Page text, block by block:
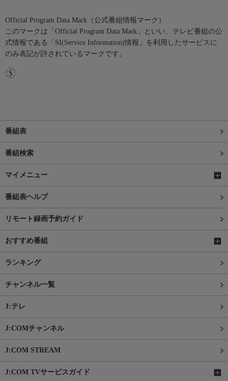
Official Program Data Mark（公式番組情報マーク）
このマークは「Official Program Data Mark」といい、テレビ番組の公
式情報である「SI(Service Information)情報」を利用したサービスに
のみ表記が許されているマークです。
番組表
番組検索
マイメニュー
番組表ヘルプ
リモート録画予約ガイド
おすすめ番組
ランキング
チャンネル一覧
J:テレ
J:COMチャンネル
J:COM STREAM
J:COM TVサービスガイド